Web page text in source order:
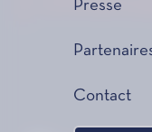
Presse
Contact
Le Prix de